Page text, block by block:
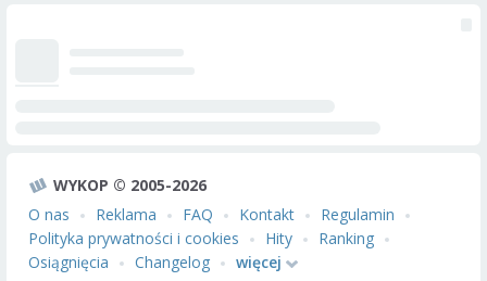
WYKOP © 2005-2026
O nas
Reklama FAQ Kontakt
Regulamin
Polityka prywatności i cookies
Hity
Ranking
Osiągnięcia
Changelog
więcej